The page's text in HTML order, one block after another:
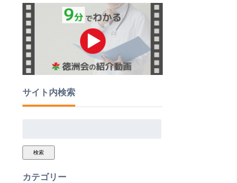
サイト内検索
検索
カテゴリー